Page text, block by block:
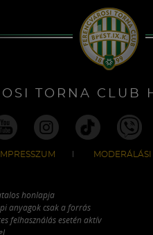
TORNA CLUB
IMPRESSZUM
honlapja
anyagok csak a forrás
felhasználás esetén aktív